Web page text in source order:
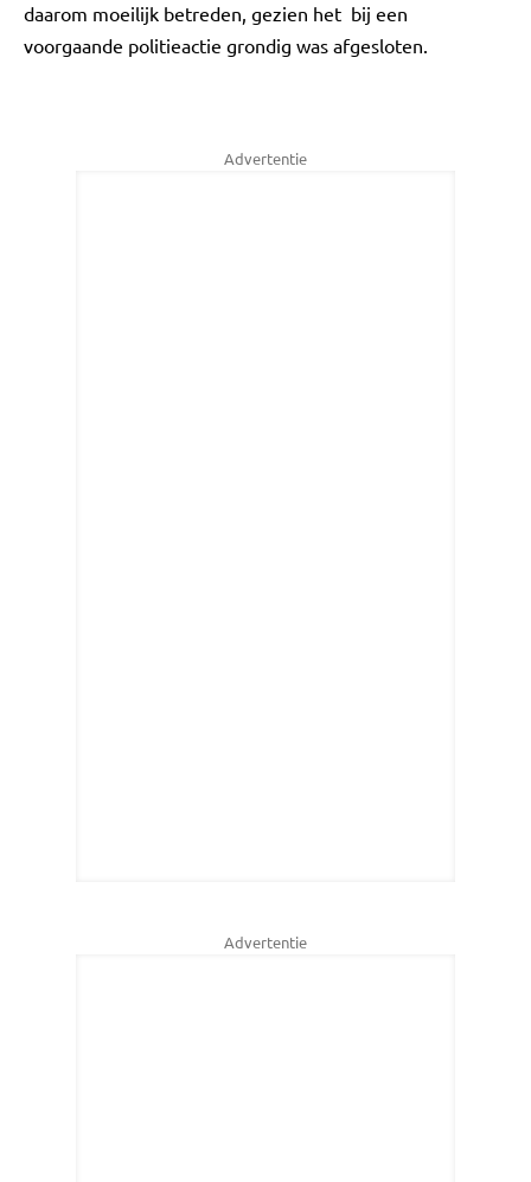
daarom moeilijk betreden, gezien het bij een
voorgaande politieactie grondig was afgesloten.
Advertentie
Advertentie